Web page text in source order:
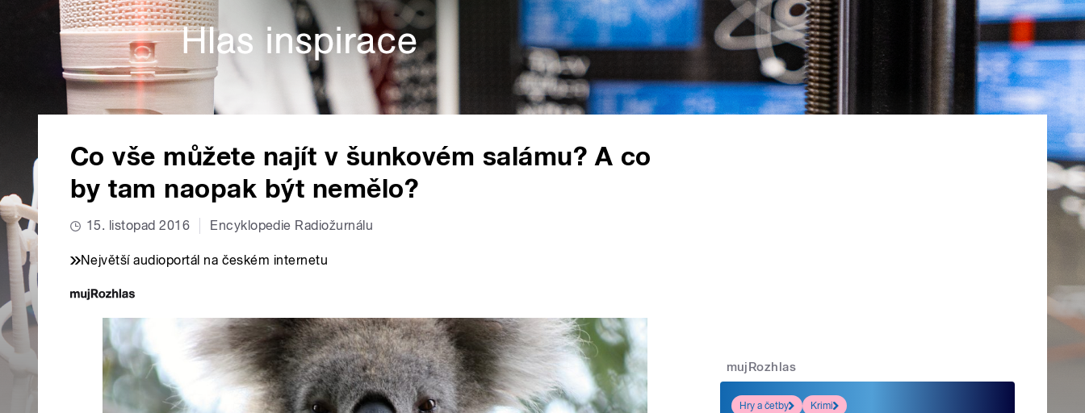
Co vše můžete najít v šunkovém salámu? A co
by tam naopak být nemělo?
15. listopad 2016 Encyklopedie Radiožurnálu
Největší audioportál na českém internetu
mujRozhlas
Hry a četby
Krimi